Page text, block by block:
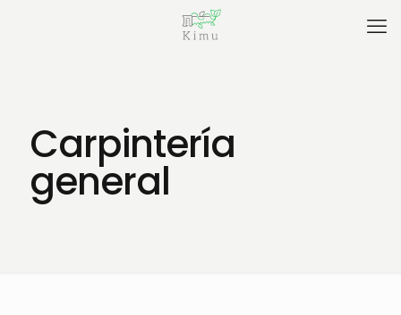
Carpintería
general